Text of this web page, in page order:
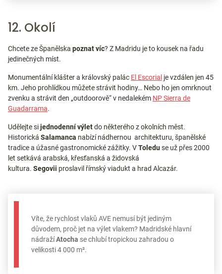
12. Okolí
Chcete ze Španělska poznat víc? Z Madridu je to kousek na řadu
jedinečných míst.
Monumentální klášter a královský palác El Escorial je vzdálen jen 45
km. Jeho prohlídkou můžete strávit hodiny… Nebo ho jen omrknout
zvenku a strávit den „outdoorově“ v nedalekém NP Sierra de
Guadarrama.
Udělejte sijednodenní výletdo některého z okolních měst.
Historická Salamanca nabízí nádhernou architekturu, španělské
tradice a úžasné gastronomické zážitky. VToleduse už přes 2000
let setkává arabská, křesťanská a židovská
kultura. Segovii proslavil římský viadukt a hrad Alcazár.
Víte, že rychlost vlaků AVE nemusí být jediným
důvodem, proč jet na výlet vlakem? Madridské hlavní
nádražíAtocha se chlubí tropickou zahradou o
velikosti 4 000 m².